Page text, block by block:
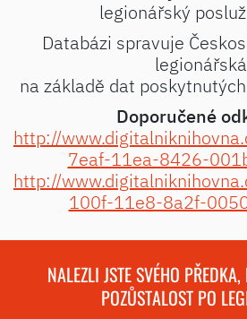
legionářský
Databázi spravuje
legionářská
na základě dat poskytnutých
Doporučené
http://
7eaf-11ea-8426-
http://
100f-11e8-8a2f-
NALEZLI JSTE SVÉHO
POZŮSTALOST PO